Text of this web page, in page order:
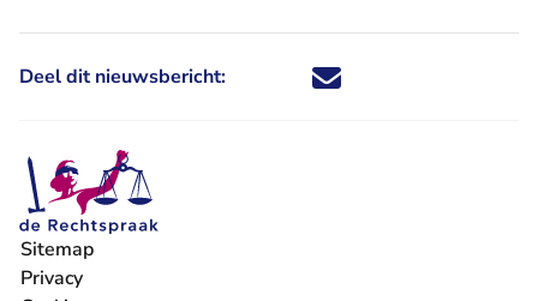
Deel dit nieuwsbericht: Deel dit nieuwsbericht via X -
Deel dit nieuwsbericht via
Deel dit nieuwsbericht
Deel dit
Sitemap
Privacy